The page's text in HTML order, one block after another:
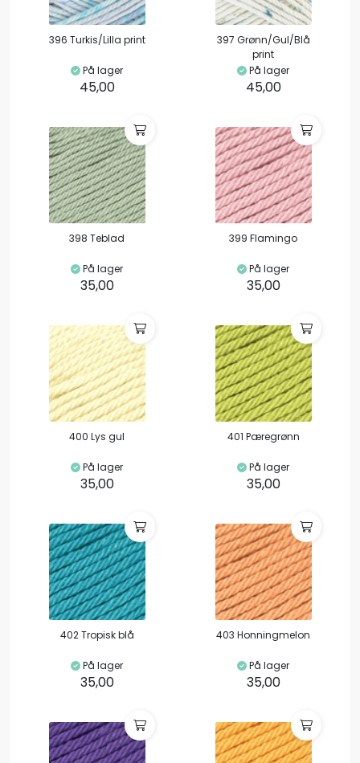
396 Turkis/Lilla print
På lager
45,00
397 Grønn/Gul/Blå
print
På lager
45,00
398 Teblad
På lager
35,00
399 Flamingo
På lager
35,00
400 Lys gul
På lager
35,00
401 Pæregrønn
På lager
35,00
402 Tropisk blå
På lager
35,00
403 Honningmelon
På lager
35,00